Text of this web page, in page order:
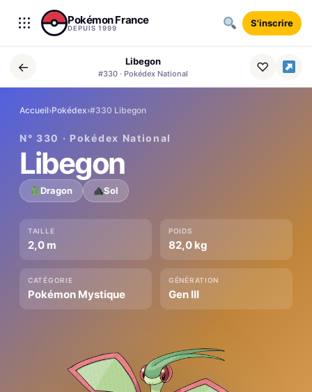
Aller au contenu
Pokémon France
DEPUIS 1999 S'inscrire
← Libegon
#330 · Pokédex National ♡
Accueil›Pokédex›#330 Libegon
N° 330 · Pokédex National
Libegon
Dragon Sol
TAILLE
2,0 m
POIDS
82,0 kg
CATÉGORIE
Pokémon Mystique
GÉNÉRATION
Gen III